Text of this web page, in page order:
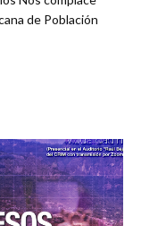
de Población